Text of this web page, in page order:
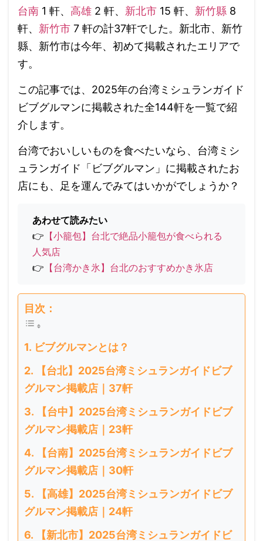
台南 1 軒、 高雄 2 軒、 新北市 15 軒、 新竹縣 8
軒、 新竹市 7 軒の計37軒でした。新北市、新竹
縣、新竹市は今年、初めて掲載されたエリアで
す。
この記事では、2025年の台湾ミシュランガイド
ビブグルマンに掲載された全144軒を一覧で紹
介します。
台湾でおいしいものを食べたいなら、台湾ミシ
ュランガイド「ビブグルマン」に掲載されたお
店にも、足を運んでみてはいかがでしょうか？
あわせて読みたい
👉 【小籠包】台北で絶品小籠包が食べられる
人気店
👉 【台湾かき氷】台北のおすすめかき氷店
目次：
ビブグルマンとは？
【台北】2025台湾ミシュランガイドビブ
グルマン掲載店｜37軒
【台中】2025台湾ミシュランガイドビブ
グルマン掲載店｜23軒
【台南】2025台湾ミシュランガイドビブ
グルマン掲載店｜30軒
【高雄】2025台湾ミシュランガイドビブ
グルマン掲載店｜24軒
【新北市】2025台湾ミシュランガイドビ